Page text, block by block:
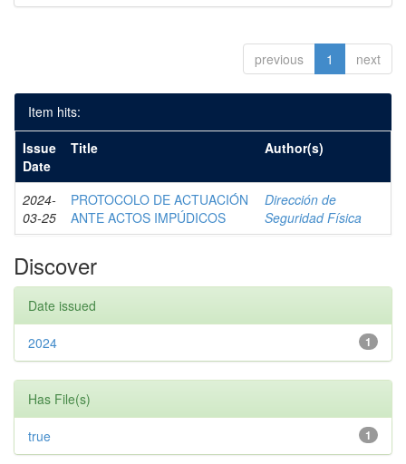
previous 1 next
Item hits:
Issue
Date
Title Author(s)
2024-
03-25
PROTOCOLO DE ACTUACIÓN
ANTE ACTOS IMPÚDICOS
Dirección de
Seguridad Física
Discover
Date issued
1
2024
Has File(s)
1
true